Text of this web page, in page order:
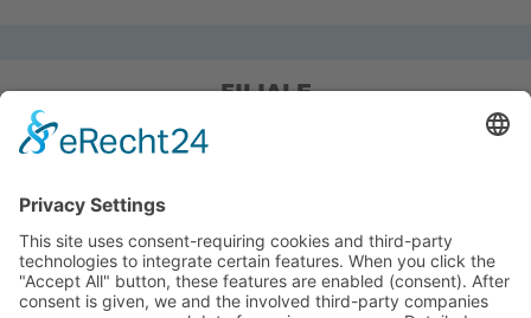
FILIALE
Pieper Grillshop-24/Golf
Sandstraße 14-18
Pieper Zelt/Boot/Camping
Rockwoolstr. 35
45966 Gladbeck